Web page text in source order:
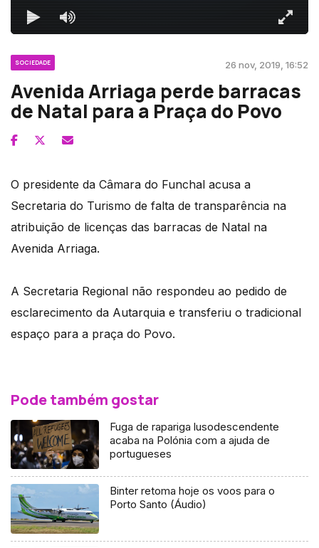
SOCIEDADE 26 nov, 2019, 16:52
Avenida Arriaga perde barracas
de Natal para a Praça do Povo
O presidente da Câmara do Funchal acusa a
Secretaria do Turismo de falta de transparência na
atribuição de licenças das barracas de Natal na
Avenida Arriaga.
A Secretaria Regional não respondeu ao pedido de
esclarecimento da Autarquia e transferiu o tradicional
espaço para a praça do Povo.
Pode também gostar
Fuga de rapariga lusodescendente
acaba na Polónia com a ajuda de
portugueses
Binter retoma hoje os voos para o
Porto Santo (Áudio)